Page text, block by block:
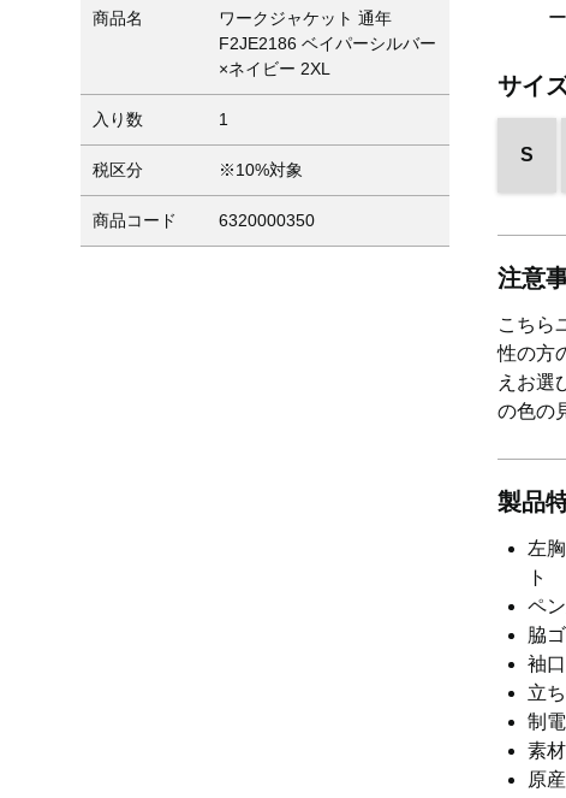
商品名
ワークジャケット 通年
F2JE2186 ベイパーシルバー
×ネイビー 2XL
入り数 1
税区分 ※10%対象
商品コード 6320000350
ー
サイ
S
注意
こちら
性の方
えお選
の色の
製品
左
ト
ペ
脇
袖
立
制
素
原